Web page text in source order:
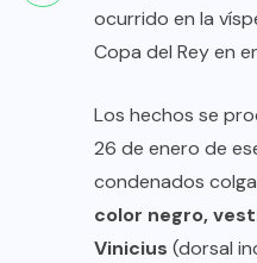
ocurrido en la
Copa del Rey en
Los hechos se
26 de enero de
condenados
color negro,
Vinicius (dorsal